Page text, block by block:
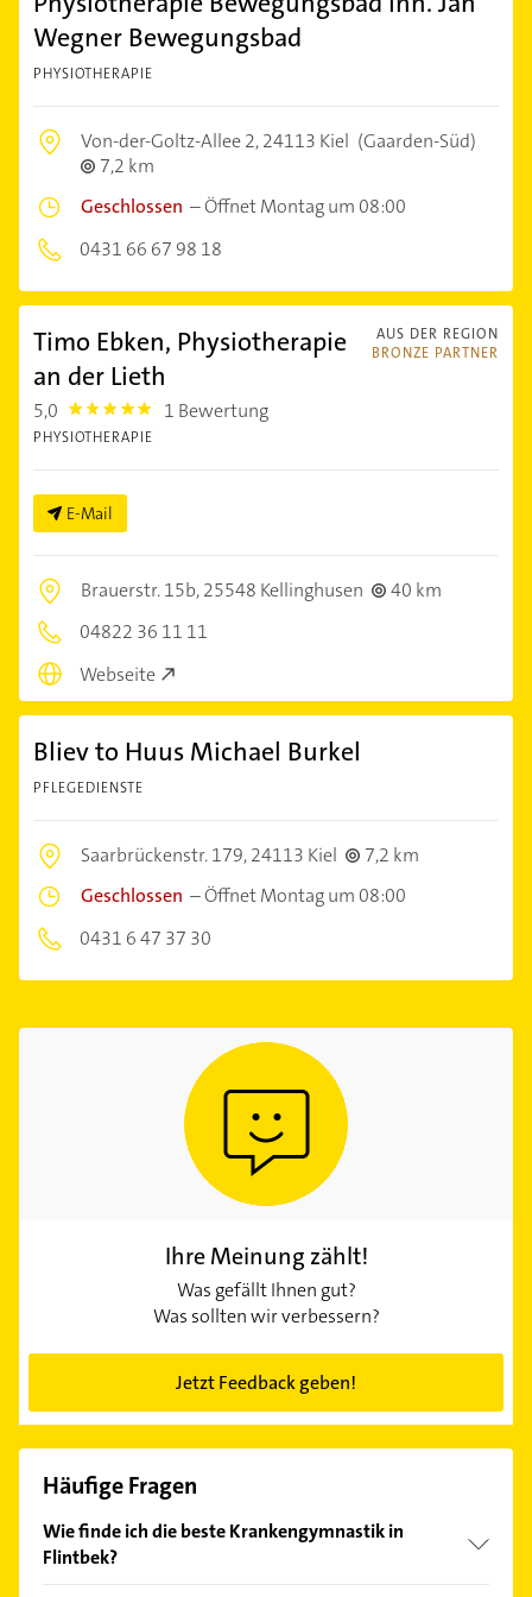
Wegner Bewegungsbad
PHYSIOTHERAPIE
Von-der-Goltz-Allee 2,24113 Kiel (Gaarden-Süd)
7,2 km
Geschlossen –Öffnet Montag um 08:00
0431 66 67 98 18
AUS DER REGION
BRONZE PARTNER
Timo Ebken, Physiotherapie
an der Lieth
5,0 5.0 1 Bewertung
PHYSIOTHERAPIE
E-Mail
Brauerstr. 15b,25548 Kellinghusen
40 km
04822 36 11 11
Webseite
Bliev to Huus Michael Burkel
PFLEGEDIENSTE
Saarbrückenstr. 179,24113 Kiel
7,2 km
Geschlossen –Öffnet Montag um 08:00
0431 6 47 37 30
Ihre Meinung zählt!
Was gefällt Ihnen gut?
Was sollten wir verbessern?
Jetzt Feedback geben!
Häufige Fragen
Wie finde ich die beste Krankengymnastik in
Flintbek?